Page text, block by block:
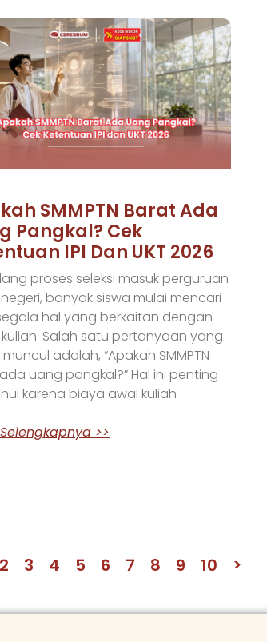
SMMPTN Barat Ada
Pangkal? Cek
IPI Dan UKT 2026
proses seleksi masuk perguruan
banyak siswa mulai mencari
hal yang berkaitan dengan
Salah satu pertanyaan yang
adalah, “Apakah SMMPTN
uang pangkal?” Hal ini penting
karena biaya awal kuliah
>>
2 3 4 5 6 7 8 9 10 >